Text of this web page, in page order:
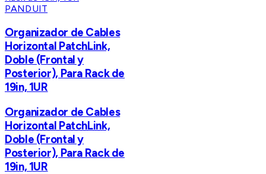
PANDUIT
Organizador de Cables
Horizontal PatchLink,
Doble (Frontal y
Posterior), Para Rack de
19in, 1UR
Organizador de Cables
Horizontal PatchLink,
Doble (Frontal y
Posterior), Para Rack de
19in, 1UR